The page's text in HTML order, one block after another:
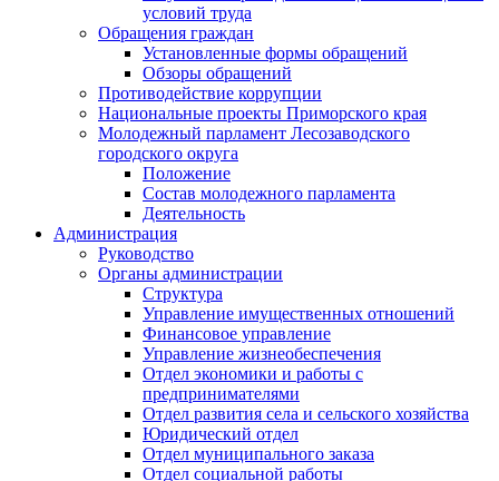
условий труда
Обращения граждан
Установленные формы обращений
Обзоры обращений
Противодействие коррупции
Национальные проекты Приморского края
Молодежный парламент Лесозаводского
городского округа
Положение
Состав молодежного парламента
Деятельность
Администрация
Руководство
Органы администрации
Структура
Управление имущественных отношений
Финансовое управление
Управление жизнеобеспечения
Отдел экономики и работы с
предпринимателями
Отдел развития села и сельского хозяйства
Юридический отдел
Отдел муниципального заказа
Отдел социальной работы